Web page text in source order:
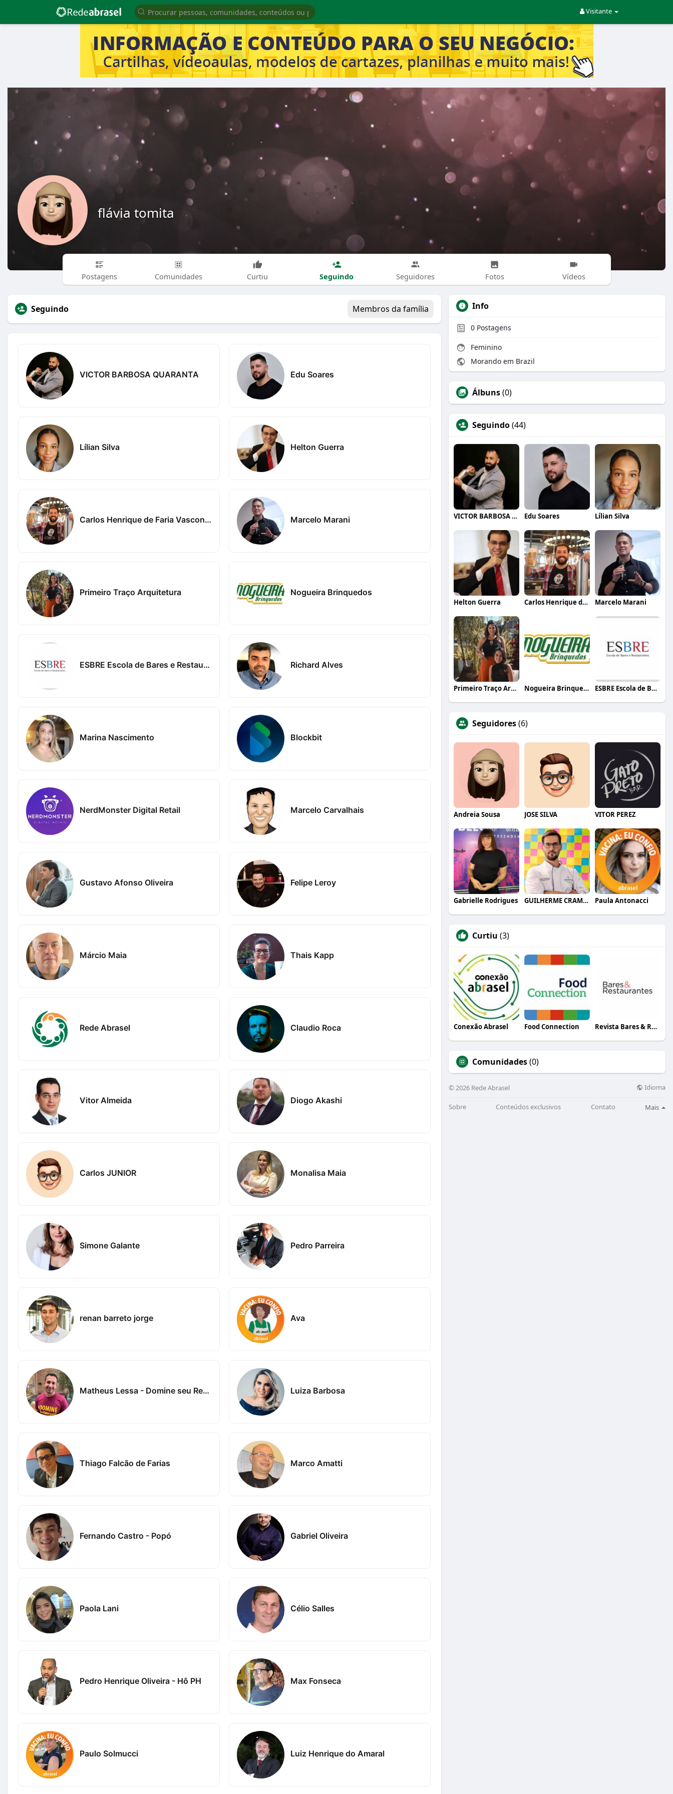
Visitante
flávia tomita
Postagens Comunidades Curtiu Seguindo Seguidores Fotos Vídeos
Seguindo Membros da família
VICTOR BARBOSA QUARANTA Edu Soares
Lílian Silva Helton Guerra
Carlos Henrique de Faria Vasconcelos Marcelo Marani
Primeiro Traço Arquitetura Nogueira Brinquedos
ESBRE Escola de Bares e Restaurantes Richard Alves
Marina Nascimento Blockbit
NerdMonster Digital Retail Marcelo Carvalhais
Gustavo Afonso Oliveira Felipe Leroy
Márcio Maia Thais Kapp
Rede Abrasel Claudio Roca
Vitor Almeida Diogo Akashi
Carlos JUNIOR Monalisa Maia
Simone Galante Pedro Parreira
renan barreto jorge Ava
Matheus Lessa - Domine seu Restaurante Luiza Barbosa
Thiago Falcão de Farias Marco Amatti
Fernando Castro - Popó Gabriel Oliveira
Paola Lani Célio Salles
Pedro Henrique Oliveira - Hô PH Max Fonseca
Paulo Solmucci Luiz Henrique do Amaral
Info
0 Postagens
Feminino
Morando em Brazil
Álbuns(0)
Seguindo(44)
VICTOR BARBOSA QUARANTA Edu Soares Lílian Silva
Helton Guerra Carlos Henrique de Faria Vasconcelos Marcelo Marani
Primeiro Traço Arquitetura Nogueira Brinquedos ESBRE Escola de Bares e Restaurantes
Seguidores(6)
Andreia Sousa JOSE SILVA VITOR PEREZ
Gabrielle Rodrigues GUILHERME CRAMER BALLE Paula Antonacci
Curtiu (3)
Conexão Abrasel Food Connection Revista Bares & Restaurantes
Comunidades(0)
© 2026 Rede Abrasel Idioma
Sobre Conteúdos exclusivos Contato Mais